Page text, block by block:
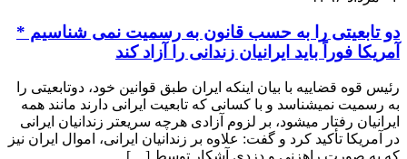
دو تابعیتی را به حسب قانون به رسمیت نمی شناسیم *
آمریکا فوراً باید ایرانیان زندانی را آزاد کند
رئیس قوه قضاییه با بیان اینکه ایران طبق قوانین خود، دوتابعیتی را
به رسمیت نمی­شناسد و با کسانی که تابعیت ایرانی دارند مانند همه
ایرانیان رفتار می­شود، بر لزوم آزادی هرچه سریعتر زندانیان ایرانی
در آمریکا تأکید کرد و گفت: علاوه بر زندانیان ایرانی، اموال ایران نیز